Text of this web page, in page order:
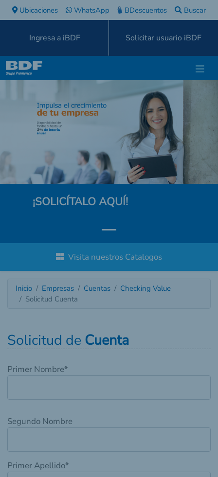
Ubicaciones WhatsApp BDescuentos Buscar
Ingresa a iBDF Solicitar usuario iBDF
¡SOLICÍTALO AQUÍ!
Visita nuestros Catalogos
Inicio Empresas Cuentas
Checking Value
Solicitud Cuenta
Solicitud de Cuenta
Primer Nombre*
Segundo Nombre
Primer Apellido*